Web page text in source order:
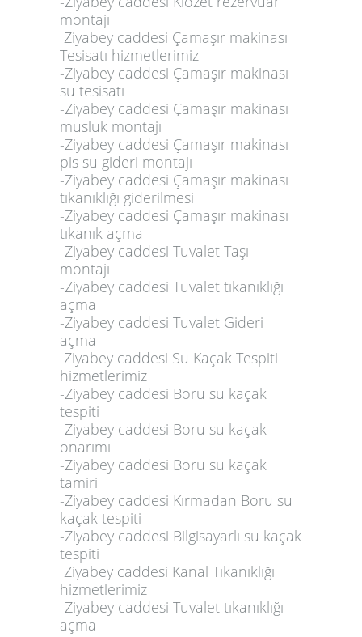
montajı
Ziyabey caddesi Çamaşır makinası
Tesisatı hizmetlerimiz
-Ziyabey caddesi Çamaşır makinası
su tesisatı
-Ziyabey caddesi Çamaşır makinası
musluk montajı
-Ziyabey caddesi Çamaşır makinası
pis su gideri montajı
-Ziyabey caddesi Çamaşır makinası
tıkanıklığı giderilmesi
-Ziyabey caddesi Çamaşır makinası
tıkanık açma
-Ziyabey caddesi Tuvalet Taşı
montajı
-Ziyabey caddesi Tuvalet tıkanıklığı
açma
-Ziyabey caddesi Tuvalet Gideri
açma
Ziyabey caddesi Su Kaçak Tespiti
hizmetlerimiz
-Ziyabey caddesi Boru su kaçak
tespiti
-Ziyabey caddesi Boru su kaçak
onarımı
-Ziyabey caddesi Boru su kaçak
tamiri
-Ziyabey caddesi Kırmadan Boru su
kaçak tespiti
-Ziyabey caddesi Bilgisayarlı su kaçak
tespiti
Ziyabey caddesi Kanal Tıkanıklığı
hizmetlerimiz
-Ziyabey caddesi Tuvalet tıkanıklığı
açma